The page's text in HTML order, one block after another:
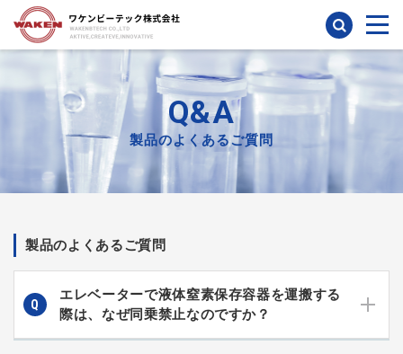
検索
Q&A
製品のよくあるご質問
製品のよくあるご質問
エレベーターで液体窒素保存容器を運搬する
際は、なぜ同乗禁止なのですか？